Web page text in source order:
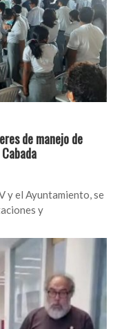
de manejo de
y el Ayuntamiento, se
y